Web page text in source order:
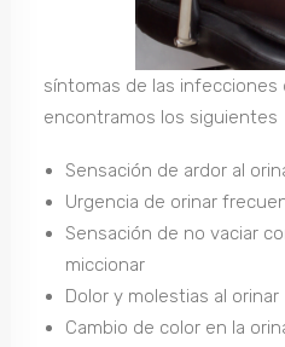
síntomas de las infecciones
encontramos los siguientes
Sensación de ardor al
Urgencia de orinar
Sensación de no vaciar
miccionar
Dolor y molestias al orinar
Cambio de color en la